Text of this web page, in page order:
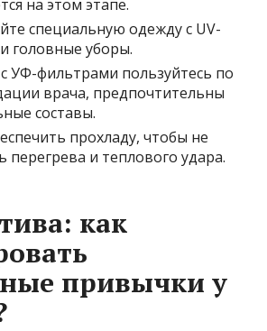
на этом этапе.
специальную одежду с UV-
головные уборы.
УФ-фильтрами пользуйтесь по
врача, предпочтительны
составы.
прохладу, чтобы не
перегрева и теплового удара.
как
привычки у